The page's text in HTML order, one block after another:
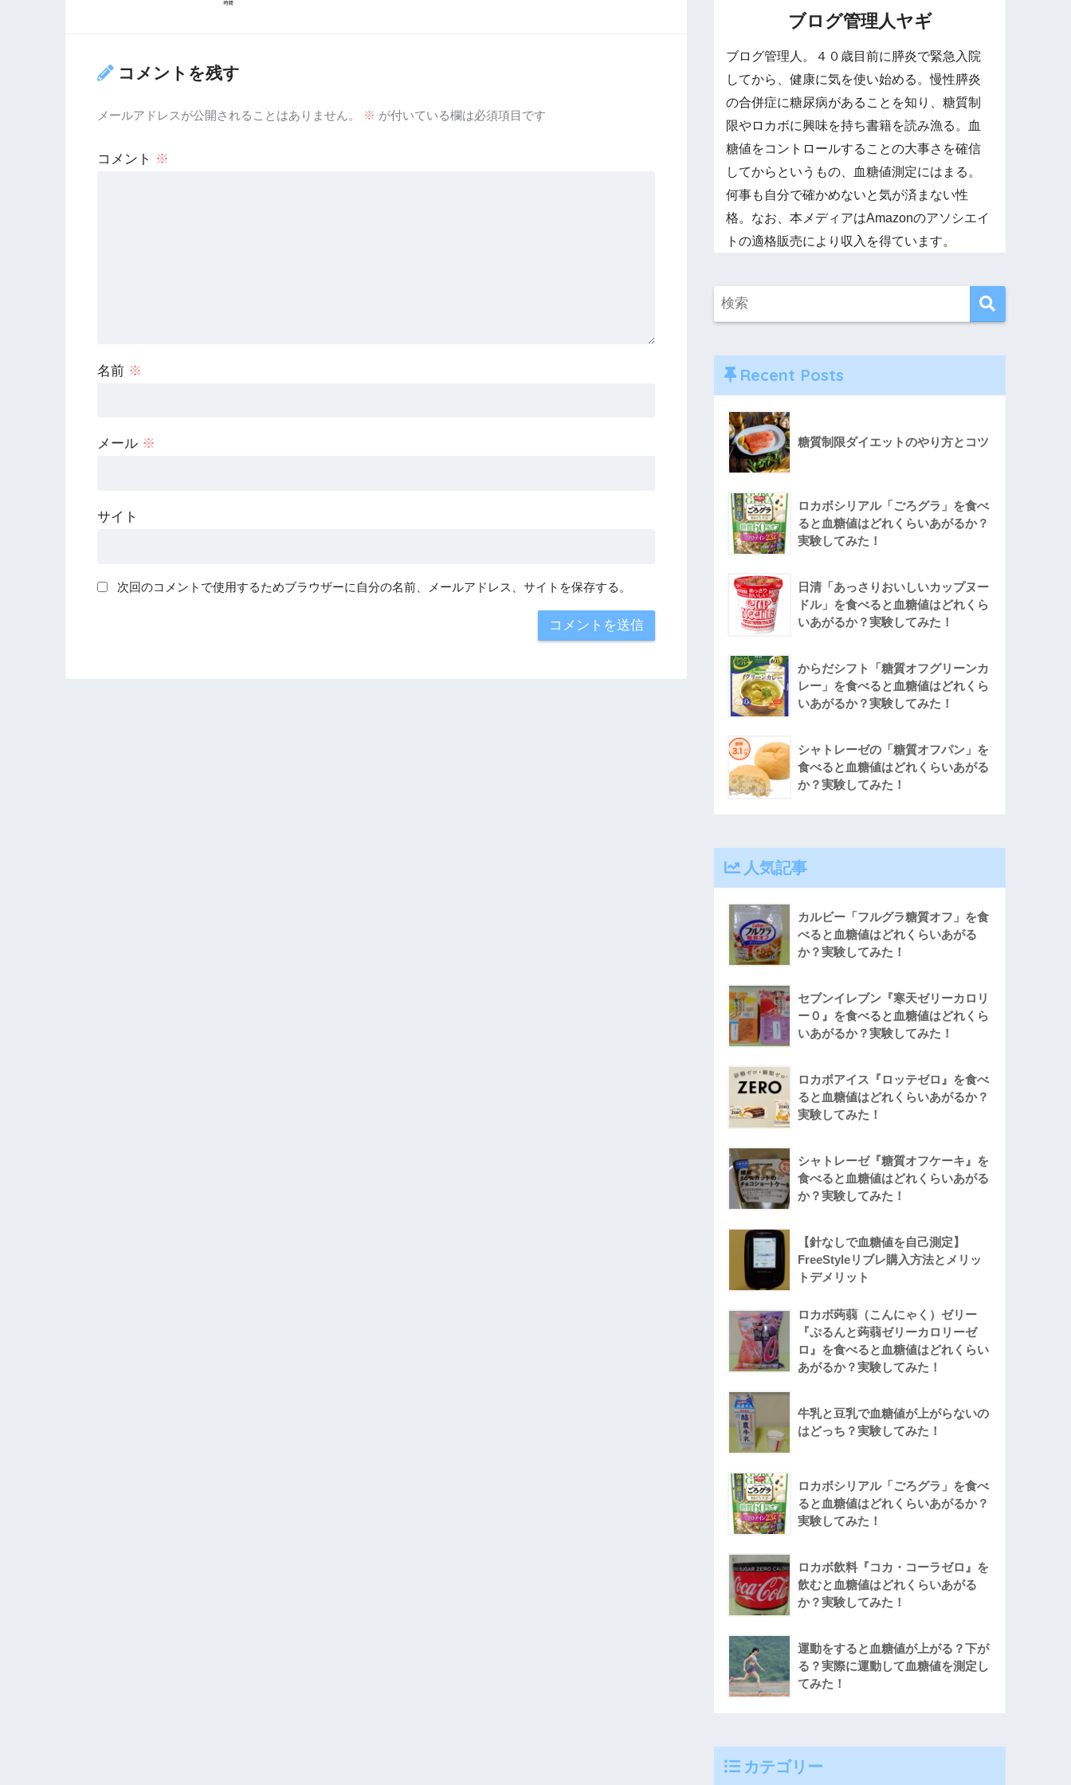
コメントを残す
メールアドレスが公開されることはありません。 ※ が付いている欄は必須項目です
コメント ※
名前 ※
メール ※
サイト
次回のコメントで使用するためブラウザーに自分の名前、メールアドレス、サイトを保存する。
ブログ管理人ヤギ
ブログ管理人。４０歳目前に膵炎で緊急入院
してから、健康に気を使い始める。慢性膵炎
の合併症に糖尿病があることを知り、糖質制
限やロカボに興味を持ち書籍を読み漁る。血
糖値をコントロールすることの大事さを確信
してからというもの、血糖値測定にはまる。
何事も自分で確かめないと気が済まない性
格。なお、本メディアはAmazonのアソシエイ
トの適格販売により収入を得ています。
Recent Posts
糖質制限ダイエットのやり方とコツ
ロカボシリアル「ごろグラ」を食べ
ると血糖値はどれくらいあがるか？
実験してみた！
日清「あっさりおいしいカップヌー
ドル」を食べると血糖値はどれくら
いあがるか？実験してみた！
からだシフト「糖質オフグリーンカ
レー」を食べると血糖値はどれくら
いあがるか？実験してみた！
シャトレーゼの「糖質オフパン」を
食べると血糖値はどれくらいあがる
か？実験してみた！
人気記事
カルビー「フルグラ糖質オフ」を食
べると血糖値はどれくらいあがる
か？実験してみた！
セブンイレブン『寒天ゼリーカロリ
ー０』を食べると血糖値はどれくら
いあがるか？実験してみた！
ロカボアイス『ロッテゼロ』を食べ
ると血糖値はどれくらいあがるか？
実験してみた！
シャトレーゼ『糖質オフケーキ』を
食べると血糖値はどれくらいあがる
か？実験してみた！
【針なしで血糖値を自己測定】
FreeStyleリブレ購入方法とメリッ
トデメリット
ロカボ蒟蒻（こんにゃく）ゼリー
『ぷるんと蒟蒻ゼリーカロリーゼ
ロ』を食べると血糖値はどれくらい
あがるか？実験してみた！
牛乳と豆乳で血糖値が上がらないの
はどっち？実験してみた！
ロカボシリアル「ごろグラ」を食べ
ると血糖値はどれくらいあがるか？
実験してみた！
ロカボ飲料『コカ・コーラゼロ』を
飲むと血糖値はどれくらいあがる
か？実験してみた！
運動をすると血糖値が上がる？下が
る？実際に運動して血糖値を測定し
てみた！
カテゴリー